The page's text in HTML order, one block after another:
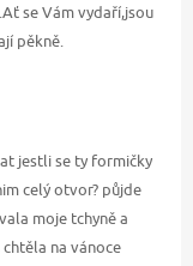
se Vám vydaří,jsou
pěkně.
jestli se ty formičky
celý otvor? půjde
moje tchyně a
na vánoce